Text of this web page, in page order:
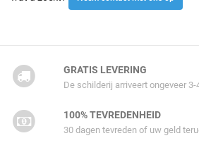
GRATIS LEVERING
De schilderij arriveert ongeveer
100% TEVREDENHEID
30 dagen tevreden of uw geld